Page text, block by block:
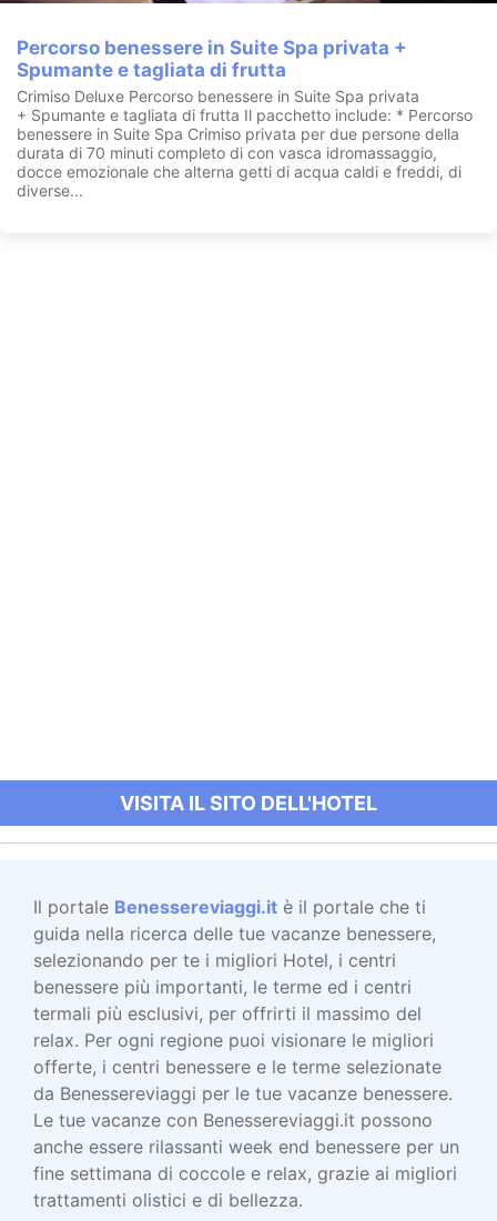
Percorso benessere in Suite Spa privata +
Spumante e tagliata di frutta
Crimiso Deluxe Percorso benessere in Suite Spa privata
+ Spumante e tagliata di frutta Il pacchetto include: * Percorso
benessere in Suite Spa Crimiso privata per due persone della
durata di 70 minuti completo di con vasca idromassaggio,
docce emozionale che alterna getti di acqua caldi e freddi, di
diverse...
VISITA IL SITO DELL'HOTEL
Il portale Benessereviaggi.it è il portale che ti
guida nella ricerca delle tue vacanze benessere,
selezionando per te i migliori Hotel, i centri
benessere più importanti, le terme ed i centri
termali più esclusivi, per offrirti il massimo del
relax. Per ogni regione puoi visionare le migliori
offerte, i centri benessere e le terme selezionate
da Benessereviaggi per le tue vacanze benessere.
Le tue vacanze con Benessereviaggi.it possono
anche essere rilassanti week end benessere per un
fine settimana di coccole e relax, grazie ai migliori
trattamenti olistici e di bellezza.